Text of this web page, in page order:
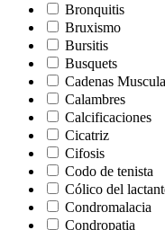
Bronquitis
Bruxismo
Bursitis
Busquets
Cadenas
Calambres
Calcificaciones
Cicatriz
Cifosis
Codo de tenista
Cólico del
Condromalacia
Condropatia